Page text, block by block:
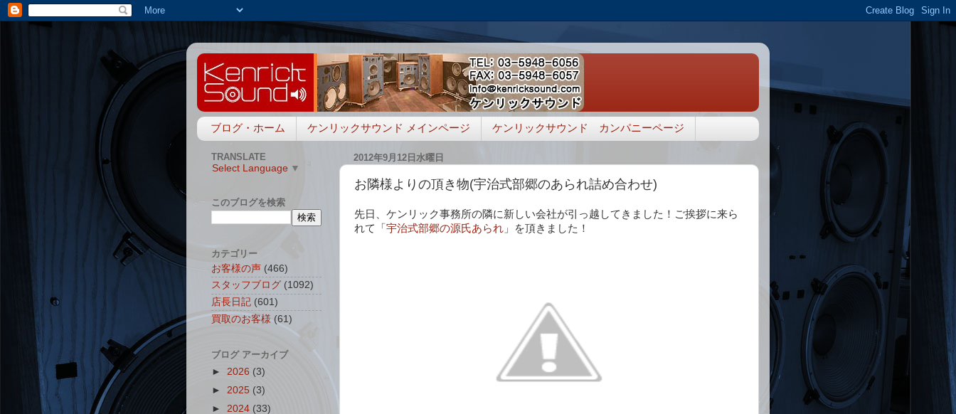
ブログ・ホーム ケンリックサウンド メインページ ケンリックサウンド カンパニーページ
2012年9月12日水曜日
お隣様よりの頂き物(宇治式部郷のあられ詰め合わせ)
先日、ケンリック事務所の隣に新しい会社が引っ越してきました！ご挨拶に来ら
れて「 宇治式部郷の源氏あられ 」を頂きました！
TRANSLATE
Select Language ▼
このブログを検索
カテゴリー
お客様の声 (466)
スタッフブログ (1092)
店長日記 (601)
買取のお客様 (61)
ブログ アーカイブ
► 2026 (3)
► 2025 (3)
► 2024 (33)